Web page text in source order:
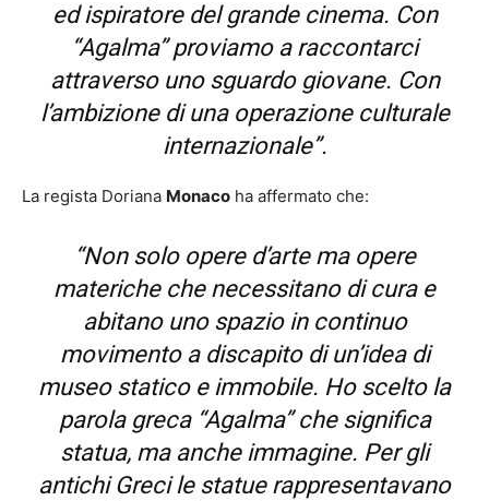
ed ispiratore del grande cinema. Con
“Agalma” proviamo a raccontarci
attraverso uno sguardo giovane. Con
l’ambizione di una operazione culturale
internazionale”.
La regista Doriana Monaco ha affermato che:
“Non solo opere d’arte ma opere
materiche che necessitano di cura e
abitano uno spazio in continuo
movimento a discapito di un’idea di
museo statico e immobile. Ho scelto la
parola greca “Agalma” che significa
statua, ma anche immagine. Per gli
antichi Greci le statue rappresentavano